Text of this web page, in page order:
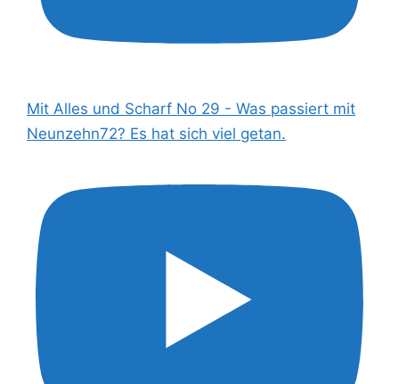
Mit Alles und Scharf No 29 - Was passiert mit
Neunzehn72? Es hat sich viel getan.